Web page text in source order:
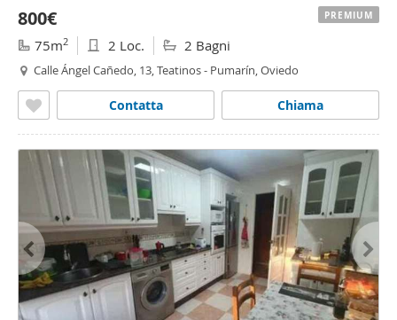
800€
75m2 2 Loc. 2 Bagni
Calle Ángel Cañedo, 13, Teatinos - Pumarín, Oviedo
Chiama
Contatta
PREMIUM